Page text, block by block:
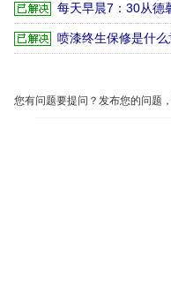
每天早晨7：30从德
喷漆终生保修是什么
您有问题要提问？发布您的问题